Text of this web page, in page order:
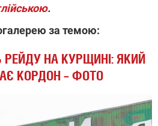
.
за темою:
НА КУРЩИНІ: ЯКИЙ
КОРДОН – ФОТО